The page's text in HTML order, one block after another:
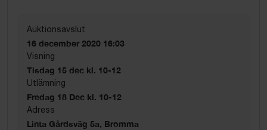
Auktionsavslut
16 december 2020 16:03
Visning
Tisdag 15 dec kl. 10-12
Utlämning
Fredag 18 Dec kl. 10-12
Adress
Linta Gårdsväg 5a, Bromma